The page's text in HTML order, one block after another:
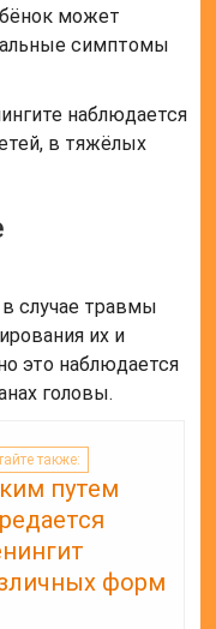
может
симптомы
наблюдается
в тяжёлых
случае травмы
их и
это наблюдается
головы.
также:
путем
форм